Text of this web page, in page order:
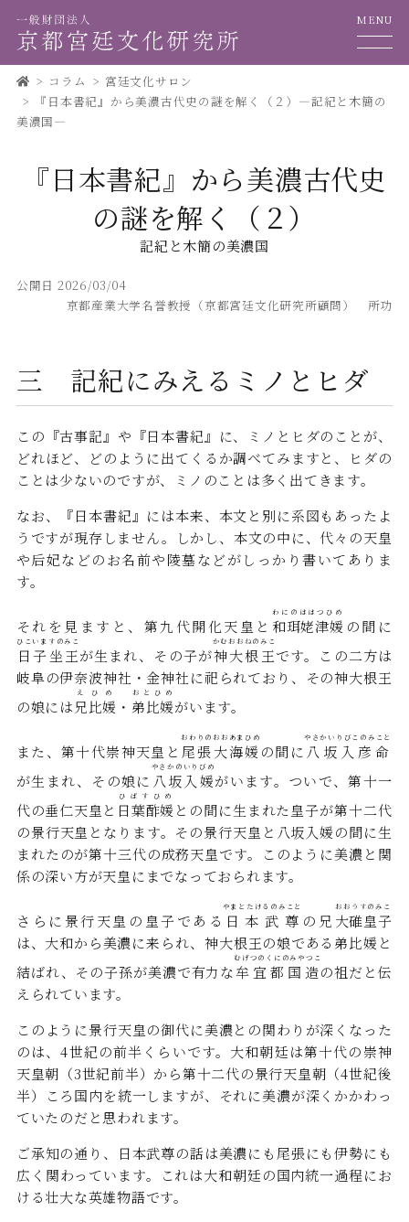
MENU
コラム
宮廷文化サロン
『日本書紀』から美濃古代史の謎を解く（２）―記紀と木簡の
美濃国―
『日本書紀』から美濃古代史
の謎を解く（２）
記紀と木簡の美濃国
公開日 2026/03/04
京都産業大学名誉教授（京都宮廷文化研究所顧問） 所功
三 記紀にみえるミノとヒダ
この『古事記』や『日本書紀』に、ミノとヒダのことが、
どれほど、どのように出てくるか調べてみますと、ヒダの
ことは少ないのですが、ミノのことは多く出てきます。
なお、『日本書紀』には本来、本文と別に系図もあったよ
うですが現存しません。しかし、本文の中に、代々の天皇
や后妃などのお名前や陵墓などがしっかり書いてありま
す。
それを見ますと、第九代開化天皇と 和珥姥津媛
わにのははつひめ
の間に
日子坐王
ひこいますのみこ
が生まれ、その子が神大根王
かむおおねのみこ
です。この二方は
岐阜の伊奈波神社・金神社に祀られており、その神大根王
の娘には兄比媛
えひめ
・ 弟比媛
おとひめ
がいます。
また、第十代崇神天皇と 尾張大海媛
おわりのおおあまひめ
の間に 八坂入彦命
やさかいりびこのみこと
が生まれ、その娘に 八坂入媛
やさかのいりびめ
がいます。ついで、第十一
代の垂仁天皇と 日葉酢媛
ひばすひめ
との間に生まれた皇子が第十二代
の景行天皇となります。その景行天皇と八坂入媛の間に生
まれたのが第十三代の成務天皇です。このように美濃と関
係の深い方が天皇にまでなっておられます。
さらに景行天皇の皇子である 日本武尊
やまとたけるのみこと
の兄 大碓皇子
おおうすのみこ
は、大和から美濃に来られ、神大根王の娘である弟比媛と
結ばれ、その子孫が美濃で有力な牟宜都国造
むげつのくにのみやつこ
の祖だと伝
えられています。
このように景行天皇の御代に美濃との関わりが深くなった
のは、4世紀の前半くらいです。大和朝廷は第十代の崇神
天皇朝（3世紀前半）から第十二代の景行天皇朝（4世紀後
半）ころ国内を統一しますが、それに美濃が深くかかわっ
ていたのだと思われます。
ご承知の通り、日本武尊の話は美濃にも尾張にも伊勢にも
広く関わっています。これは大和朝廷の国内統一過程にお
ける壮大な英雄物語です。